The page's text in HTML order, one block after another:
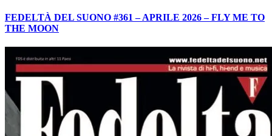
FEDELTÀ DEL SUONO #361 – APRILE 2026 – FLY ME TO
THE MOON